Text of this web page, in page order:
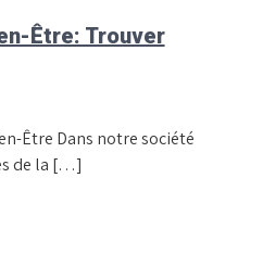
Être: Trouver
Être Dans notre société
de la […]